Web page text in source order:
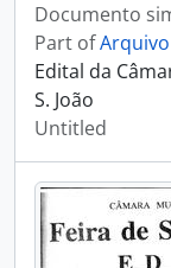
Documento
Part of
Edital da
S. João
Untitled